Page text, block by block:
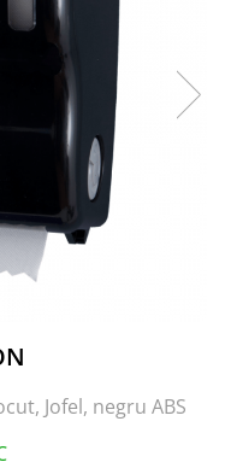
Jofel, negru ABS